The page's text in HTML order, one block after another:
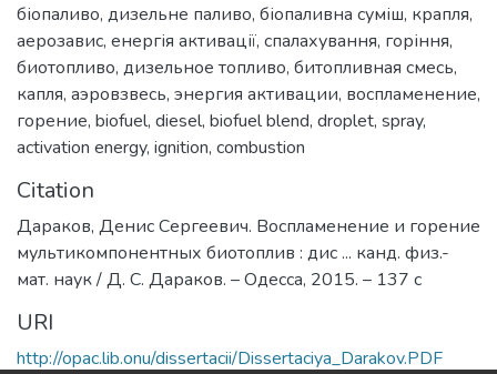
біопаливо, дизельне паливо, біопаливна суміш, крапля,
аерозавис, енергія активації, спалахування, горіння,
биотопливо, дизельное топливо, битопливная смесь,
капля, аэровзвесь, энергия активации, воспламенение,
горение, biofuel, diesel, biofuel blend, droplet, spray,
activation energy, ignition, combustion
Citation
Дараков, Денис Сергеевич. Воспламенение и горение
мультикомпонентных биотоплив : дис ... канд. физ.-
мат. наук / Д. С. Дараков. – Одесса, 2015. – 137 с
URI
http://opac.lib.onu/dissertacii/Dissertaciya_Darakov.PDF